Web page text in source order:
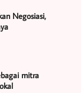
Negosiasi,
mitra